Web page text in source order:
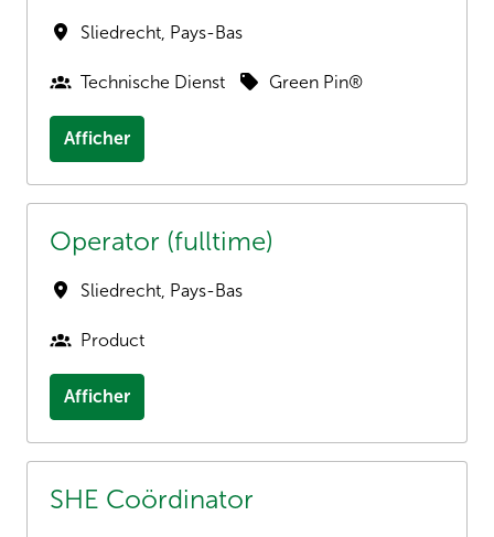
Sliedrecht, Pays-Bas
Technische Dienst Green Pin®
Afficher
Operator (fulltime)
Sliedrecht, Pays-Bas
Product
Afficher
SHE Coördinator